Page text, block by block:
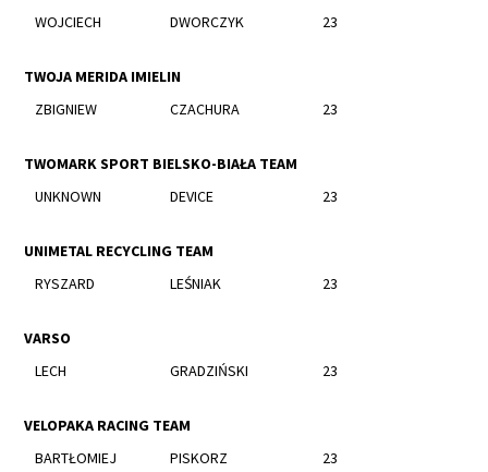
WOJCIECH
DWORCZYK 23
TWOJA MERIDA IMIELIN
ZBIGNIEW
CZACHURA 23
TWOMARK SPORT BIELSKO-BIAŁA TEAM
UNKNOWN
DEVICE 23
UNIMETAL RECYCLING TEAM
RYSZARD
LEŚNIAK 23
VARSO
LECH
GRADZIŃSKI 23
VELOPAKA RACING TEAM
BARTŁOMIEJ
PISKORZ 23